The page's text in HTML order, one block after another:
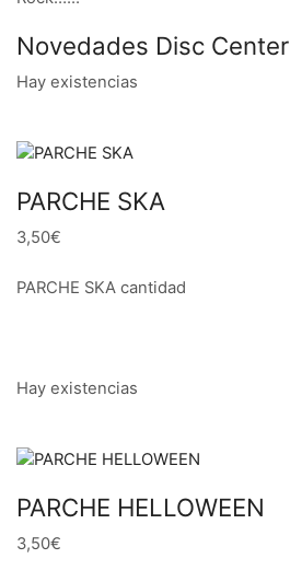
Novedades Disc Center
Hay existencias
PARCHE SKA
3,50€
PARCHE SKA cantidad
Hay existencias
PARCHE HELLOWEEN
3,50€